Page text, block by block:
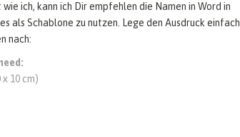
ich, kann ich Dir empfehlen die Namen in Word in
als Schablone zu nutzen. Lege den Ausdruck einfach
nach:
10 cm)